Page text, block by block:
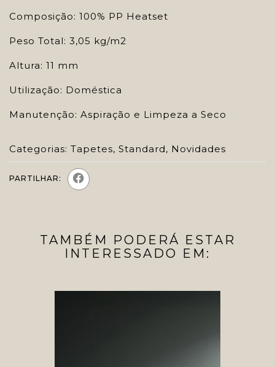
Composição: 100% PP Heatset
Peso Total: 3,05 kg/m2
Altura: 11 mm
Utilização: Doméstica
Manutenção: Aspiração e Limpeza a Seco
Categorias: Tapetes, Standard, Novidades
PARTILHAR:
TAMBÉM PODERÁ ESTAR
INTERESSADO EM: